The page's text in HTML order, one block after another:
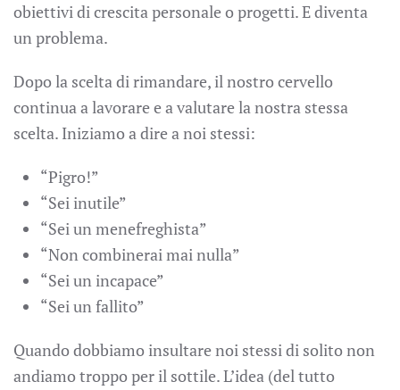
obiettivi di crescita personale o progetti. E diventa
un problema.
Dopo la scelta di rimandare, il nostro cervello
continua a lavorare e a valutare la nostra stessa
scelta. Iniziamo a dire a noi stessi:
“Pigro!”
“Sei inutile”
“Sei un menefreghista”
“Non combinerai mai nulla”
“Sei un incapace”
“Sei un fallito”
Quando dobbiamo insultare noi stessi di solito non
andiamo troppo per il sottile. L’idea (del tutto